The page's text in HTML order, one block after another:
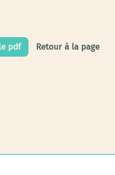
pdf Retour à la page